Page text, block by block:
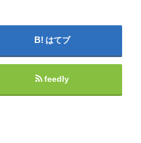
はてブ
feedly